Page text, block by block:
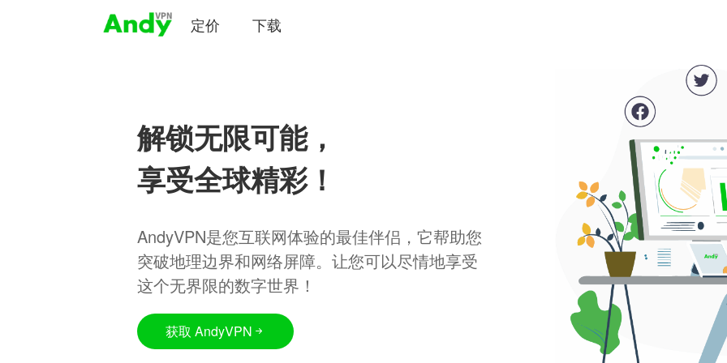
定价 下载
解锁无限可能，
享受全球精彩！
AndyVPN是您互联网体验的最佳伴侣，它帮助您
突破地理边界和网络屏障。让您可以尽情地享受
这个无界限的数字世界！
获取 AndyVPN